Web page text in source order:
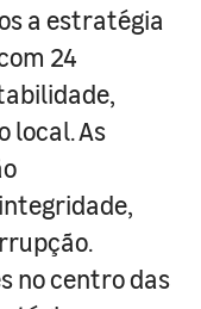
a estratégia
24
local. As
no centro das